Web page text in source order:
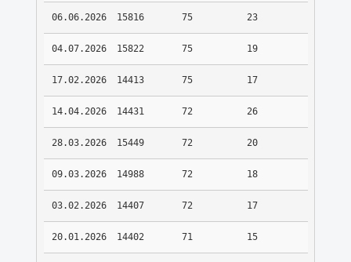
06.06.2026 15816 75 23
04.07.2026 15822 75 19
17.02.2026 14413 75 17
14.04.2026 14431 72 26
28.03.2026 15449 72 20
09.03.2026 14988 72 18
03.02.2026 14407 72 17
20.01.2026 14402 71 15